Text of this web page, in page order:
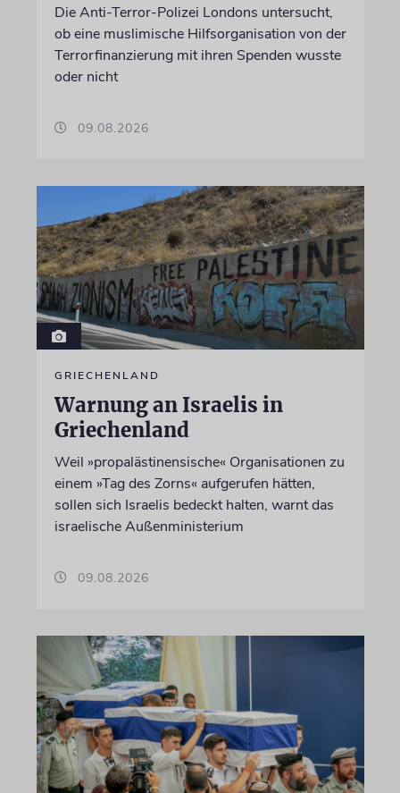
Die Anti-Terror-Polizei Londons untersucht,
ob eine muslimische Hilfsorganisation von der
Terrorfinanzierung mit ihren Spenden wusste
oder nicht
09.08.2026
GRIECHENLAND
Warnung an Israelis in
Griechenland
Weil »propalästinensische« Organisationen zu
einem »Tag des Zorns« aufgerufen hätten,
sollen sich Israelis bedeckt halten, warnt das
israelische Außenministerium
09.08.2026